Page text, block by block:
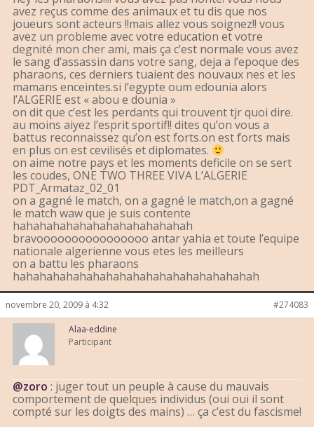
avez reçus comme des animaux et tu dis que nos
joueurs sont acteurs !!mais allez vous soignez!! vous
avez un probleme avec votre education et votre
degnité mon cher ami, mais ça c’est normale vous avez
le sang d’assassin dans votre sang, deja a l’epoque des
pharaons, ces derniers tuaient des nouvaux nes et les
mamans enceintes.si l’egypte oum edounia alors
l’ALGERIE est « abou e dounia »
on dit que c’est les perdants qui trouvent tjr quoi dire.
au moins aiyez l’esprit sportif!! dites qu’on vous a
battus reconnaissez qu’on est forts.on est forts mais
en plus on est cevilisés et diplomates.
on aime notre pays et les moments deficile on se sert
les coudes, ONE TWO THREE VIVA L’ALGERIE
PDT_Armataz_02_01
on a gagné le match, on a gagné le match,on a gagné
le match waw que je suis contente
hahahahahahahahahahahahahah
bravoooooooooooooooo antar yahia et toute l’equipe
nationale algerienne vous etes les meilleurs
on a battu les pharaons
hahahahahahahahahahahahahahahahahahah
novembre 20, 2009 à 4:32 #274083
Alaa-eddine
Participant
@zoro : juger tout un peuple à cause du mauvais
comportement de quelques individus (oui oui il sont
compté sur les doigts des mains) … ça c’est du fascisme!